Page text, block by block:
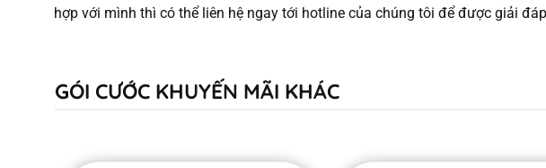
hợp với mình thì có thể liên hệ ngay tới hotline của chúng tôi để được giải
GÓI CƯỚC KHUYẾN MÃI KHÁC